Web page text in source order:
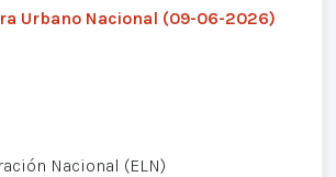
Urbano Nacional (09-06-2026)
Nacional (ELN)